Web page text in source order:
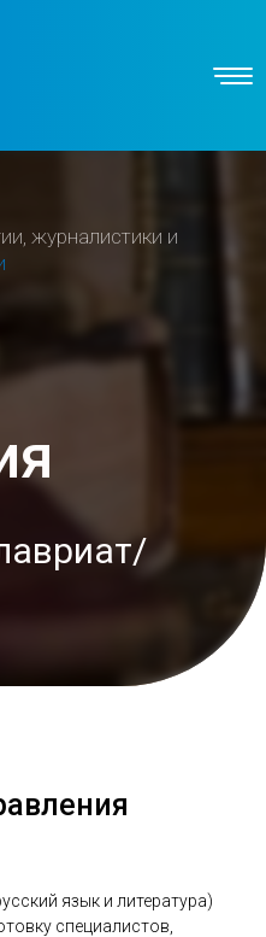
журналистики и
язык и литература)
специалистов,